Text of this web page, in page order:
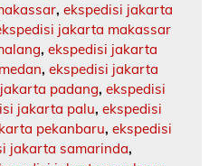
, ekspedisi jakarta
jakarta makassar
, ekspedisi jakarta
, ekspedisi jakarta
padang, ekspedisi
jakarta palu, ekspedisi
pekanbaru, ekspedisi
jakarta samarinda,